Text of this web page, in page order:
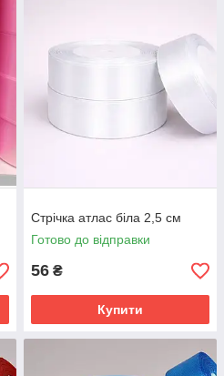
Стрічка атлас біла 2,5 см
Готово до відправки
56 ₴
Купити